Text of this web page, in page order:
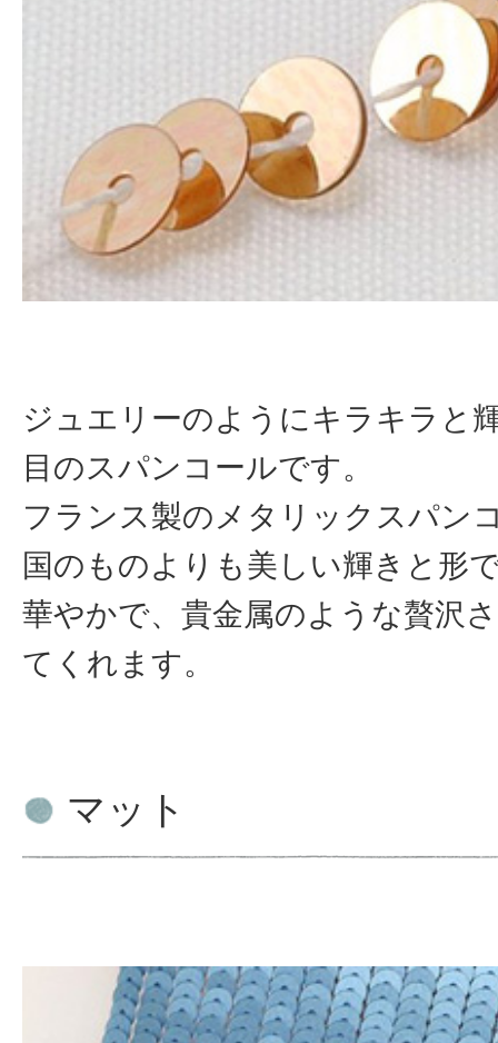
ジュエリーのようにキラキラと
目のスパンコールです。
フランス製のメタリックスパン
国のものよりも美しい輝きと形
華やかで、貴金属のような贅沢
てくれます。
マット